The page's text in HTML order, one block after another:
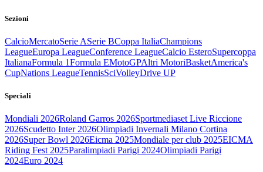
Sezioni
CalcioMercatoSerie ASerie BCoppa ItaliaChampions
LeagueEuropa LeagueConference LeagueCalcio EsteroSupercoppa
ItalianaFormula 1Formula EMotoGPAltri MotoriBasketAmerica's
CupNations LeagueTennisSciVolleyDrive UP
Speciali
Mondiali 2026Roland Garros 2026Sportmediaset Live Riccione
2026Scudetto Inter 2026Olimpiadi Invernali Milano Cortina
2026Super Bowl 2026Eicma 2025Mondiale per club 2025EICMA
Riding Fest 2025Paralimpiadi Parigi 2024Olimpiadi Parigi
2024Euro 2024